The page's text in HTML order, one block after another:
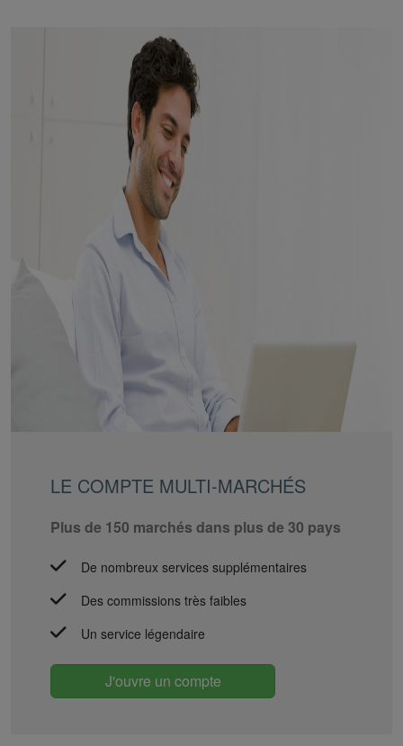
LE COMPTE MULTI-MARCHÉS
Plus de 150 marchés dans plus de 30 pays
De nombreux services supplémentaires
Des commissions très faibles
Un service légendaire
J'ouvre un compte